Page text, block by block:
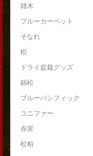
雑木
ブルーカーペット
そなれ
松
ドライ盆栽グッズ
錦松
ブルーパシフィック
コニファー
赤実
松柏